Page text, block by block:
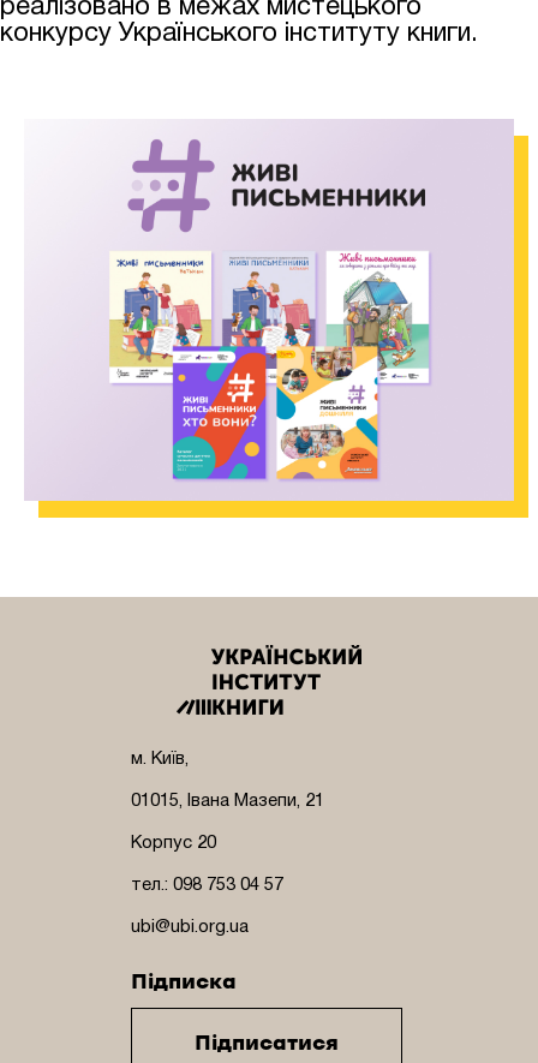
реалізовано в межах мистецького
конкурсу Українського інституту книги.
м. Київ,
01015, Івана Мазепи, 21
Корпус 20
тел.: 098 753 04 57
ubi@ubi.org.ua
Підписка
Підписатися